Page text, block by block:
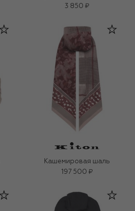
Белый (1,2g)
3 850 ₽
Кашемировая шаль
197 500 ₽